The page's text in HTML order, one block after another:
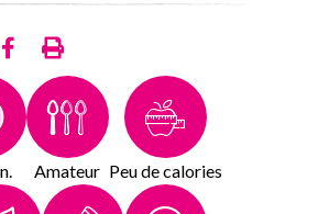
Amateur Peu de calories